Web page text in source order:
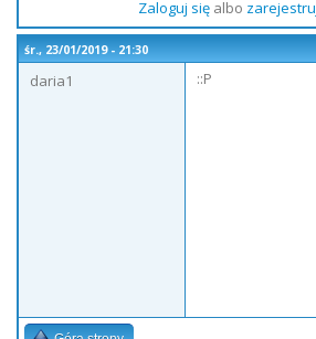
Zaloguj sięalbo
śr., 23/01/2019 - 21:30
daria1
::P